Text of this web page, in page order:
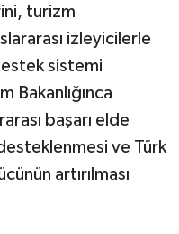
turizm
izleyicilerle
sistemi
Bakanlığınca
başarı elde
ve Türk
artırılması